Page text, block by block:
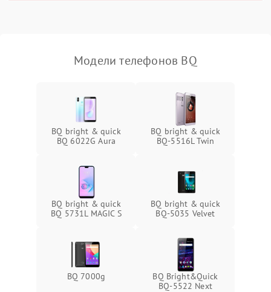
Модели телефонов BQ
BQ bright & quick
BQ 6022G Aura
BQ bright & quick
BQ-5516L Twin
BQ bright & quick
BQ 5731L MAGIC S
BQ bright & quick
BQ-5035 Velvet
BQ 7000g
BQ Bright&Quick
BQ-5522 Next